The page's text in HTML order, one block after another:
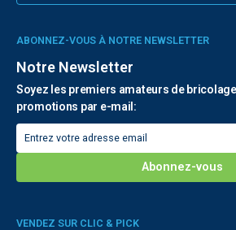
ABONNEZ-VOUS À NOTRE NEWSLETTER
Notre Newsletter
Soyez les premiers amateurs de
promotions par e-mail:
VENDEZ SUR CLIC & PICK